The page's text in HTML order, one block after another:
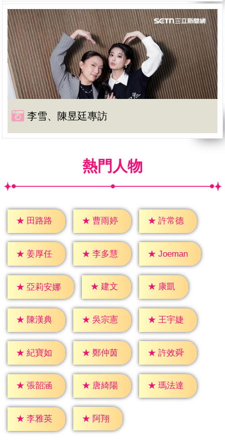
李雪、陳昱廷專訪
熱門人物
★ 田路路 ★ 曹雨婷 ★ 許常德
★ 姜厚任 ★ 李多慧 ★ Joeman
★ 亞莉安娜 ★ 建文 ★ 康凱
★ 陳漢典 ★ 吳宗憲 ★ 王宇婕
★ 紀寶如 ★ 鄭仲茵 ★ 許效舜
★ 張韶涵 ★ 唐綺陽 ★ 瑪法達
★ 李雅英 ★ 阿翔